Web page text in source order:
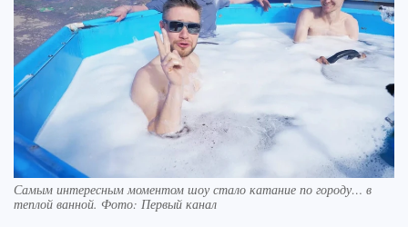
Самым интересным моментом шоу стало катание по городу… в
теплой ванной. Фото: Первый канал